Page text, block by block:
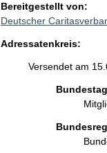
Bereitgestellt von:
Deutscher
Adressatenkreis:
Versendet am
Bundestag